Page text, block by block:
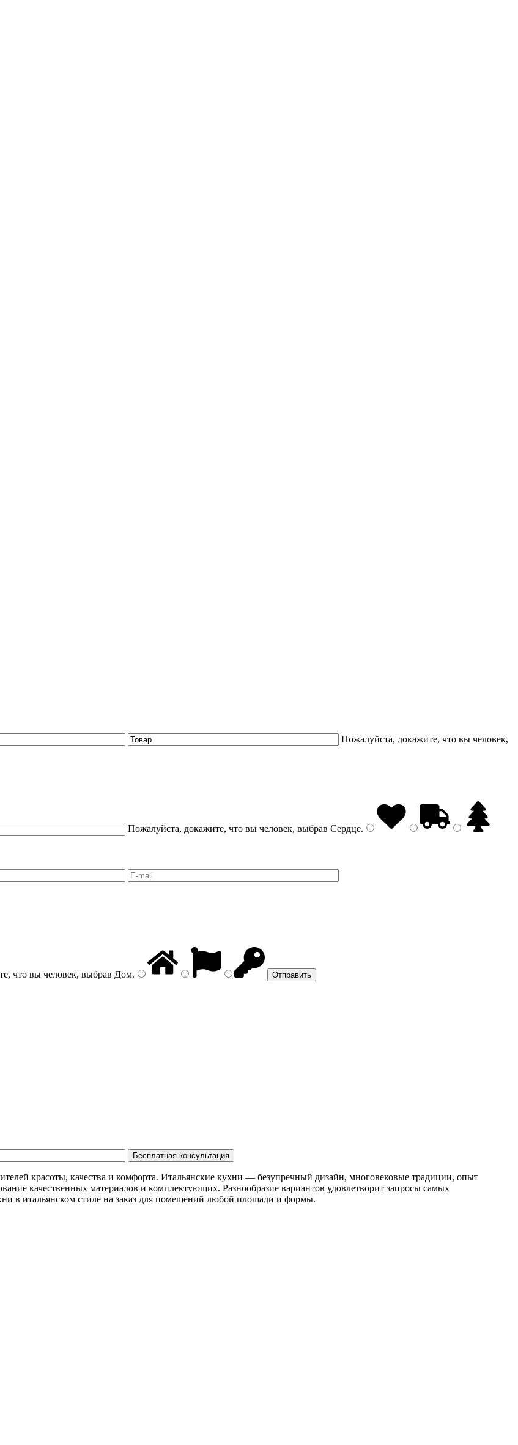
Пожалуйста, докажите, что вы человек,
Пожалуйста, докажите, что вы человек, выбрав Сердце.
что вы человек, выбрав Дом.
красоты, качества и комфорта. Итальянские кухни — безупречный дизайн, многовековые традиции, опыт
качественных материалов и комплектующих. Разнообразие вариантов удовлетворит запросы самых
в итальянском стиле на заказ для помещений любой площади и формы.